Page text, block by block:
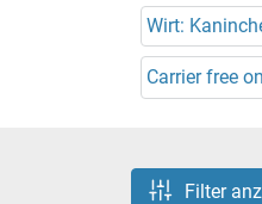
Wirt:
Carrier free
Filter